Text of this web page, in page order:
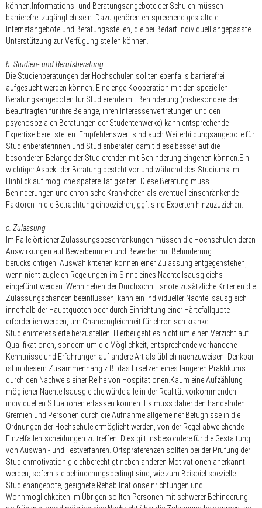
können.Informations- und Beratungsangebote der Schulen müssen
barrierefrei zugänglich sein. Dazu gehören entsprechend gestaltete
Internetangebote und Beratungsstellen, die bei Bedarf individuell angepasste
Unterstützung zur Verfügung stellen können.
b. Studien- und Berufsberatung
Die Studienberatungen der Hochschulen sollten ebenfalls barrierefrei
aufgesucht werden können. Eine enge Kooperation mit den speziellen
Beratungsangeboten für Studierende mit Behinderung (insbesondere den
Beauftragten für ihre Belange, ihren Interessenvertretungen und den
psychosozialen Beratungen der Studentenwerke) kann entsprechende
Expertise bereitstellen. Empfehlenswert sind auch Weiterbildungsangebote für
Studienberaterinnen und Studienberater, damit diese besser auf die
besonderen Belange der Studierenden mit Behinderung eingehen können.Ein
wichtiger Aspekt der Beratung besteht vor und während des Studiums im
Hinblick auf mögliche spätere Tätigkeiten. Diese Beratung muss
Behinderungen und chronische Krankheiten als eventuell einschränkende
Faktoren in die Betrachtung einbeziehen, ggf. sind Experten hinzuzuziehen.
c. Zulassung
Im Falle örtlicher Zulassungsbeschränkungen müssen die Hochschulen deren
Auswirkungen auf Bewerberinnen und Bewerber mit Behinderung
berücksichtigen. Auswahlkriterien können einer Zulassung entgegenstehen,
wenn nicht zugleich Regelungen im Sinne eines Nachteilsausgleichs
eingeführt werden. Wenn neben der Durchschnittsnote zusätzliche Kriterien die
Zulassungschancen beeinflussen, kann ein individueller Nachteilsausgleich
innerhalb der Hauptquoten oder durch Einrichtung einer Härtefallquote
erforderlich werden, um Chancengleichheit für chronisch kranke
Studieninteressierte herzustellen. Hierbei geht es nicht um einen Verzicht auf
Qualifikationen, sondern um die Möglichkeit, entsprechende vorhandene
Kenntnisse und Erfahrungen auf andere Art als üblich nachzuweisen. Denkbar
ist in diesem Zusammenhang z.B. das Ersetzen eines längeren Praktikums
durch den Nachweis einer Reihe von Hospitationen.Kaum eine Aufzählung
möglicher Nachteilsausgleiche würde alle in der Realität vorkommenden
individuellen Situationen erfassen können. Es muss daher den handelnden
Gremien und Personen durch die Aufnahme allgemeiner Befugnisse in die
Ordnungen der Hochschule ermöglicht werden, von der Regel abweichende
Einzelfallentscheidungen zu treffen. Dies gilt insbesondere für die Gestaltung
von Auswahl- und Testverfahren. Ortspräferenzen sollten bei der Prüfung der
Studienmotivation gleichberechtigt neben anderen Motivationen anerkannt
werden, sofern sie behinderungsbedingt sind, wie zum Beispiel spezielle
Studienangebote, geeignete Rehabilitationseinrichtungen und
Wohnmöglichkeiten.Im Übrigen sollten Personen mit schwerer Behinderung